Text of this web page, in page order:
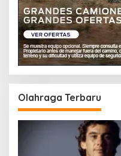
Olahraga Terbaru